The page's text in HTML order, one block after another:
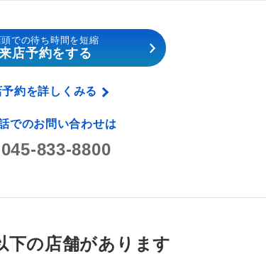
頭での待ち時間を短縮
店予約をする
約を詳しくみる
でのお問い合わせは
045-833-8800
下の店舗があります